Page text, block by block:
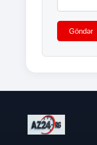
Göndər